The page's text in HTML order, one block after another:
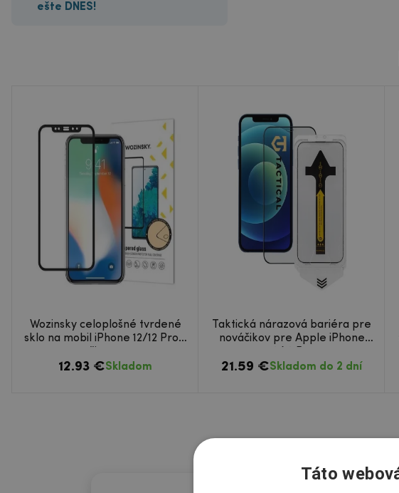
ešte DNES!
Wozinsky celoplošné tvrdené
sklo na mobil iPhone 12/12 Pro -
12.93 €Skladom
Taktická nárazová bariéra pre
nováčikov pre Apple iPhone
21.59 €Skladom do 2 dní
Táto